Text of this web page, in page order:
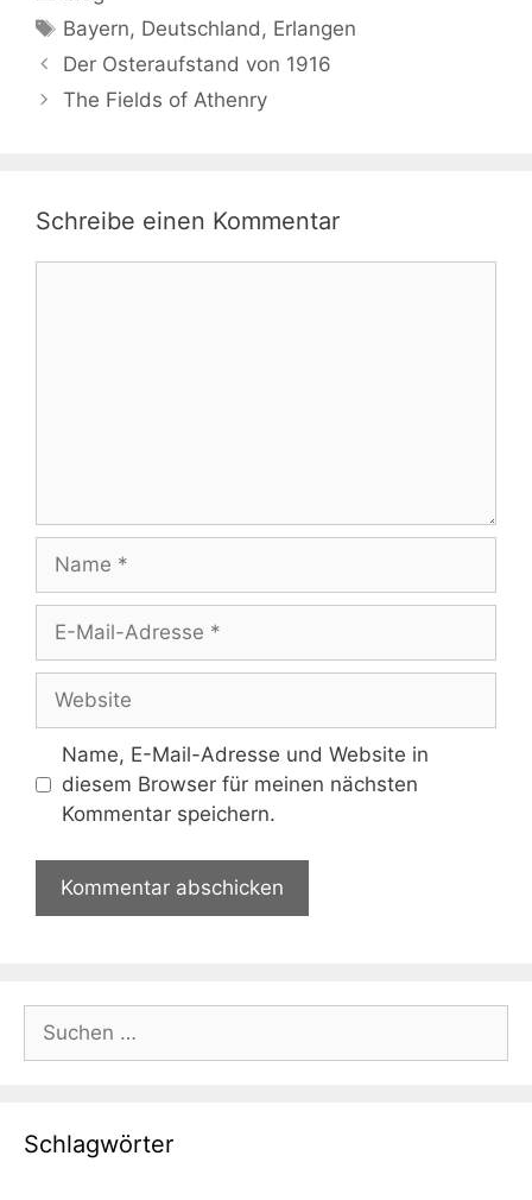
Schlagwörter
Bayern, Deutschland, Erlangen
Der Osteraufstand von 1916
The Fields of Athenry
Schreibe einen Kommentar
Name
Adresse
Website
Name, E-Mail-Adresse und Website in
diesem Browser für meinen nächsten
Kommentar speichern.
nach:
Schlagwörter